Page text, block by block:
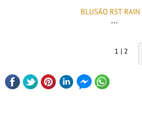
BLUSÃO RST RAIN
1 | 2